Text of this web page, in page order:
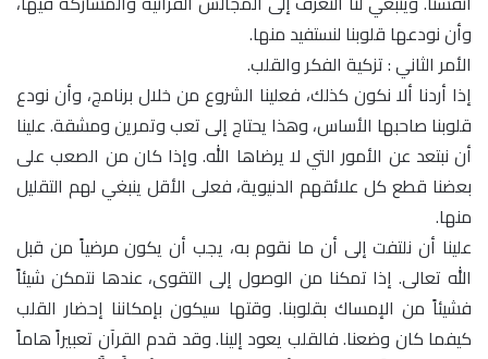
وأن نودعها قلوبنا لنستفيد منها.
الأمر الثاني : تزكية الفكر والقلب.
إذا أردنا ألا نكون كذلك، فعلينا الشروع من خلال برنامج، وأن نودع
قلوبنا صاحبها الأساس، وهذا يحتاج إلى تعب وتمرين ومشقة. علينا
أن نبتعد عن الأمور التي لا يرضاها الله. وإذا كان من الصعب على
بعضنا قطع كل علائقهم الدنيوية، فعلى الأقل ينبغي لهم التقليل
منها.
علينا أن نلتفت إلى أن ما نقوم به، يجب أن يكون مرضياً من قبل
الله تعالى. إذا تمكنا من الوصول إلى التقوى، عندها نتمكن شيئاً
فشيئاً من الإمساك بقلوبنا. وقتها سيكون بإمكاننا إحضار القلب
كيفما كان وضعنا. فالقلب يعود إلينا. وقد قدم القرآن تعبيراً هاماً